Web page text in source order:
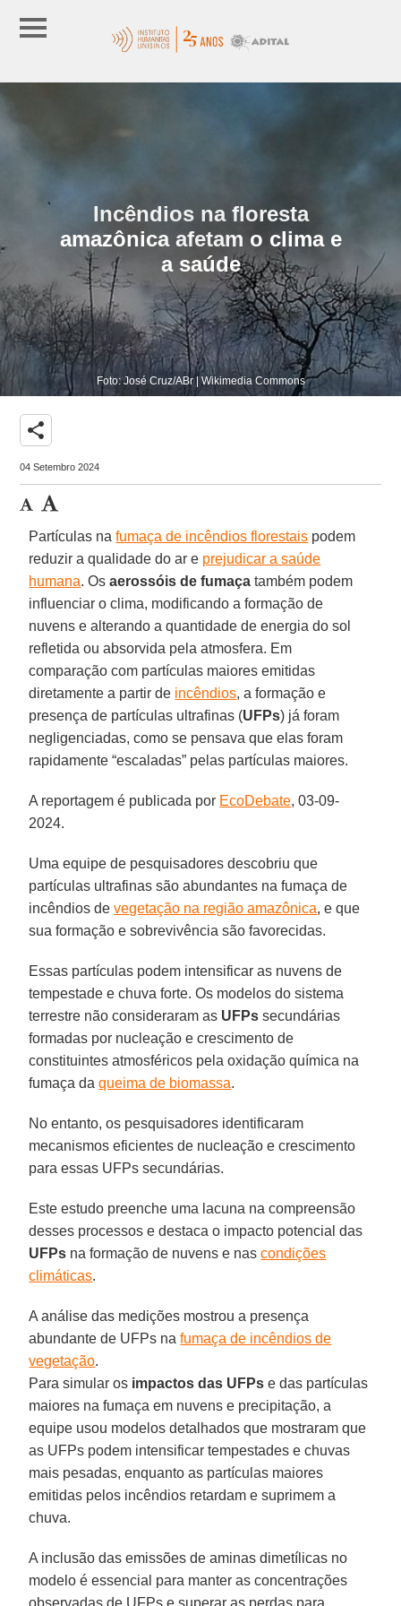
Incêndios na floresta
amazônica afetam o clima e
a saúde
Foto: José Cruz/ABr | Wikimedia Commons
share
04 Setembro 2024
Partículas nafumaça de incêndios florestais podem
reduzir a qualidade do ar e prejudicar a saúde
humana. Osaerossóis de fumaça também podem
influenciar o clima, modificando a formação de
nuvens e alterando a quantidade de energia do sol
refletida ou absorvida pela atmosfera. Em
comparação com partículas maiores emitidas
diretamente a partir de incêndios, a formação e
presença de partículas ultrafinas (UFPs) já foram
negligenciadas, como se pensava que elas foram
rapidamente “escaladas” pelas partículas maiores.
A reportagem é publicada por EcoDebate, 03-09-
2024.
Uma equipe de pesquisadores descobriu que
partículas ultrafinas são abundantes na fumaça de
incêndios devegetação na região amazônica, e que
sua formação e sobrevivência são favorecidas.
Essas partículas podem intensificar as nuvens de
tempestade e chuva forte. Os modelos do sistema
terrestre não consideraram as UFPs secundárias
formadas por nucleação e crescimento de
constituintes atmosféricos pela oxidação química na
fumaça daqueima de biomassa.
No entanto, os pesquisadores identificaram
mecanismos eficientes de nucleação e crescimento
para essas UFPs secundárias.
Este estudo preenche uma lacuna na compreensão
desses processos e destaca o impacto potencial das
UFPs na formação de nuvens e nascondições
climáticas.
A análise das medições mostrou a presença
abundante de UFPs nafumaça de incêndios de
vegetação.
Para simular os impactos das UFPs e das partículas
maiores na fumaça em nuvens e precipitação, a
equipe usou modelos detalhados que mostraram que
as UFPs podem intensificar tempestades e chuvas
mais pesadas, enquanto as partículas maiores
emitidas pelos incêndios retardam e suprimem a
chuva.
A inclusão das emissões de aminas dimetílicas no
modelo é essencial para manter as concentrações
observadas de UFPs e superar as perdas para